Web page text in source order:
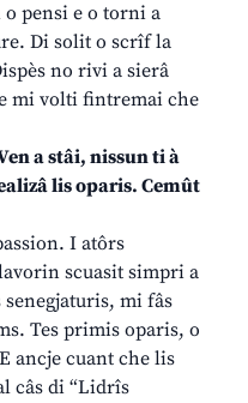
pensi e o torni a
Di solit o scrîf la
no rivi a sierâ
mi volti fintremai che
a stâi, nissun ti à
lis oparis. Cemût
I atôrs
scuasit simpri a
mi fâs
Tes primis oparis, o
ancje cuant che lis
câs di “Lidrîs